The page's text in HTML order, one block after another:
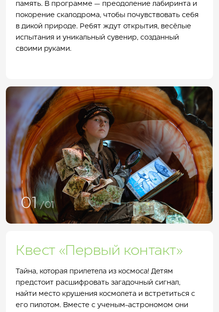
память. В программе — преодоление лабиринта и
покорение скалодрома, чтобы почувствовать себя
в дикой природе. Ребят ждут открытия, весёлые
испытания и уникальный сувенир, созданный
своими руками.
01 /01
Квест «Первый контакт»
Тайна, которая прилетела из космоса! Детям
предстоит расшифровать загадочный сигнал,
найти место крушения космолета и встретиться с
его пилотом. Вместе с ученым-астрономом они